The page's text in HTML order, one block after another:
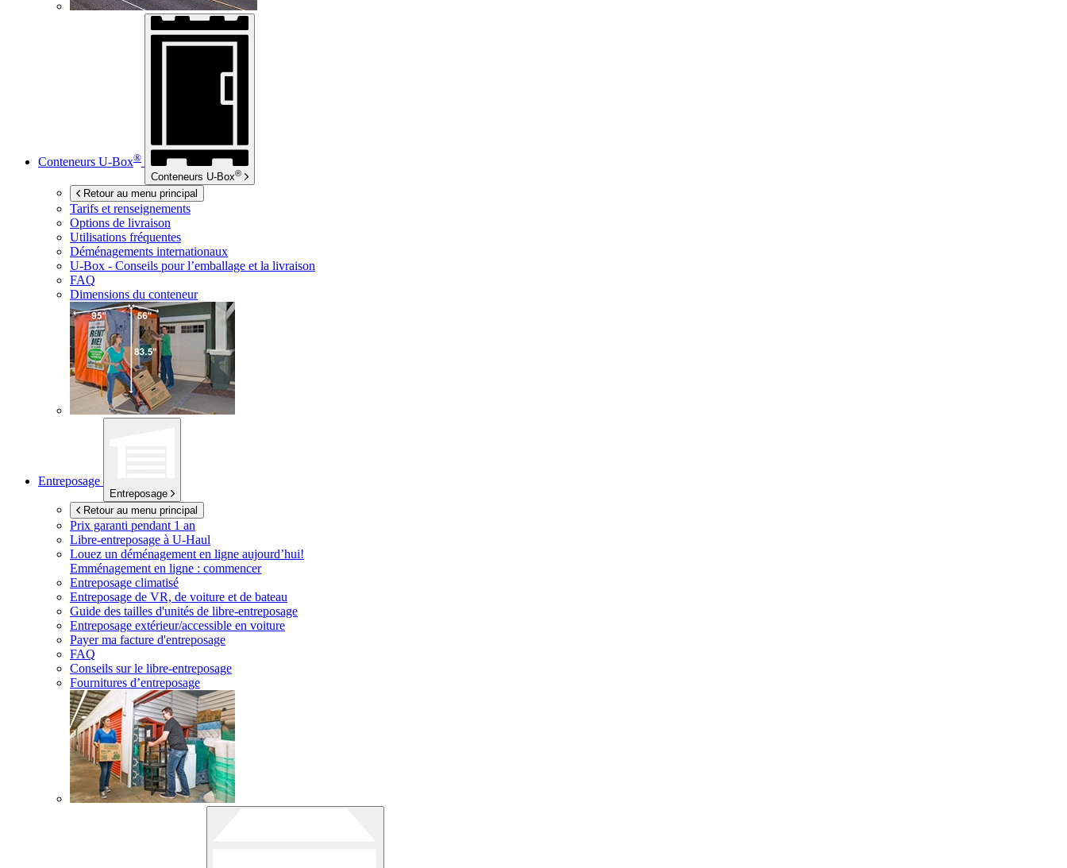
Conteneurs U-Box®
Conteneurs U-Box®
Retour au menu principal
Tarifs et renseignements
Options de livraison
Utilisations fréquentes
Déménagements internationaux
U-Box - Conseils pour l’emballage et la livraison
FAQ
Dimensions du conteneur
Entreposage
Entreposage
Retour au menu principal
Prix garanti pendant 1 an
Libre-entreposage à U-Haul
Louez un déménagement en ligne aujourd’hui!
Emménagement en ligne : commencer
Entreposage climatisé
Entreposage de VR, de voiture et de bateau
Guide des tailles d'unités de libre-entreposage
Entreposage extérieur/accessible en voiture
Payer ma facture d'entreposage
FAQ
Conseils sur le libre-entreposage
Fournitures d’entreposage